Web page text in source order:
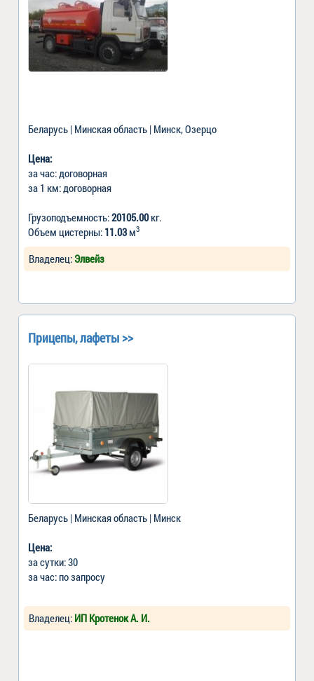
Беларусь | Минская область | Минск, Озерцо
Цена:
за час: договорная
за 1 км: договорная
Грузоподъемность:20105.00кг.
Объем цистерны: 11.03м3
Владелец: Элвейз
Прицепы, лафеты >>
Беларусь | Минская область | Минск
Цена:
за сутки: 30
за час: по запросу
Владелец: ИП Кротенок А. И.